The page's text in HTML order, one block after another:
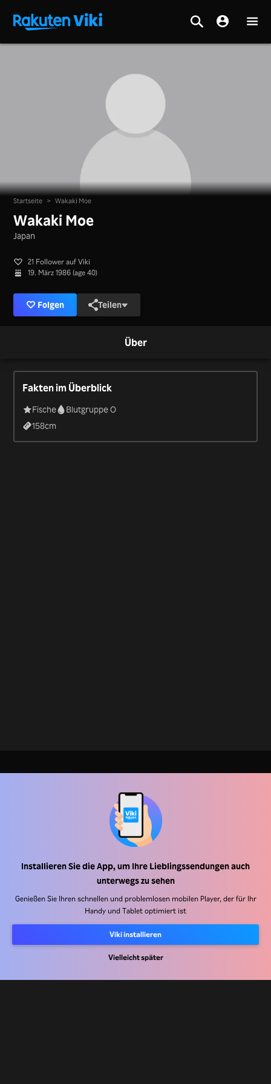
Installieren Sie die App, um Ihre Lieblingssendungen auch
unterwegs zu sehen
Genießen Sie Ihren schnellen und problemlosen mobilen Player, der für Ihr
Handy und Tablet optimiert ist
Viki installieren
Vielleicht später
Startseite > Wakaki Moe
Wakaki Moe
Japan
21 Follower auf Viki
19. März 1986 (age 40)
Folgen Teilen
Über
Fakten im Überblick
Fische
Blutgruppe O
158cm
Hilfe Center
Arbeiten Sie mit uns zusammen